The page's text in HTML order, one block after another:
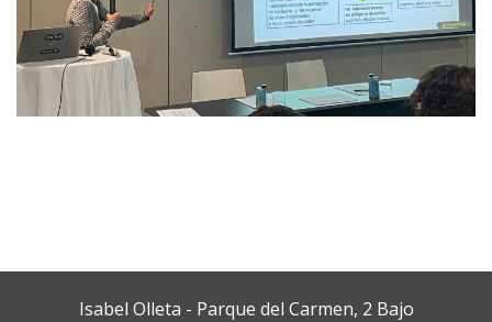
Isabel Olleta - Parque del Carmen, 2 Bajo